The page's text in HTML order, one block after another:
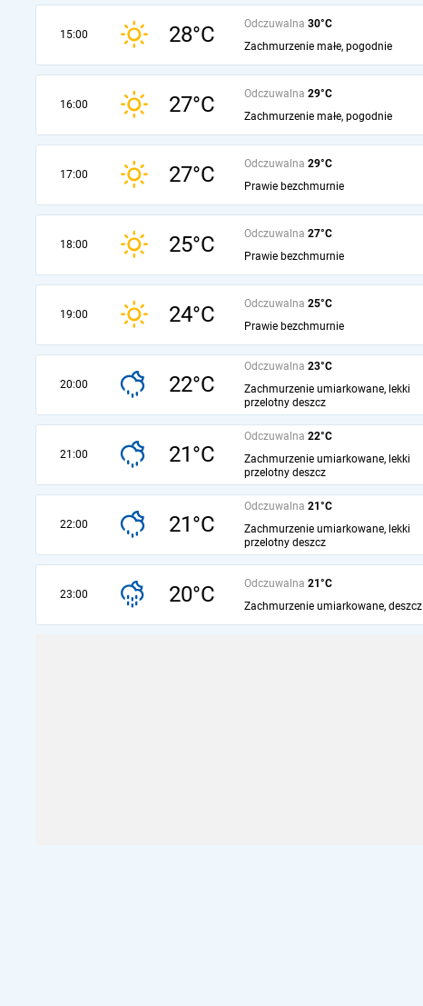
15:00 28°C Odczuwalna 30°C
Zachmurzenie małe, pogodnie
16:00 27°C Odczuwalna 29°C
Zachmurzenie małe, pogodnie
17:00 27°C Odczuwalna 29°C
Prawie bezchmurnie
18:00 25°C Odczuwalna 27°C
Prawie bezchmurnie
19:00 24°C Odczuwalna 25°C
Prawie bezchmurnie
20:00 22°C
Odczuwalna 23°C
Zachmurzenie umiarkowane, lekki
przelotny deszcz
21:00 21°C
Odczuwalna 22°C
Zachmurzenie umiarkowane, lekki
przelotny deszcz
22:00 21°C
Odczuwalna 21°C
Zachmurzenie umiarkowane, lekki
przelotny deszcz
23:00 20°C Odczuwalna 21°C
Zachmurzenie umiarkowane, deszcz